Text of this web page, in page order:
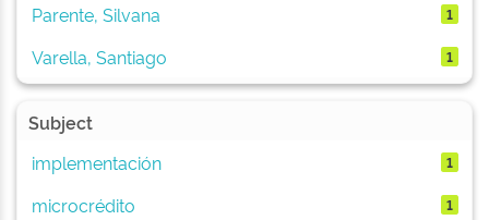
Parente, Silvana
1
Varella, Santiago 1
Subject
implementación
1
microcrédito 1